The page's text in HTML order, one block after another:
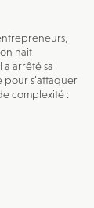
nait
arrêté sa
pour s’attaquer
complexité :